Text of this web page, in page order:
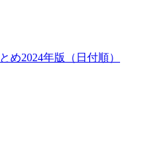
め2024年版（日付順）